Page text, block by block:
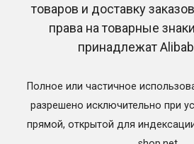
Трек-номер RC-EE на
товаров и доставку
права на товарные
принадлежат
Полное или частичное
разрешено исключительно при
прямой, открытой для